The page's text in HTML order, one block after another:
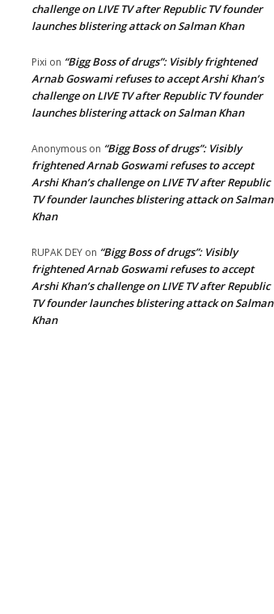
challenge on LIVE TV after Republic TV founder
launches blistering attack on Salman Khan
Pixi on “Bigg Boss of drugs”: Visibly frightened
Arnab Goswami refuses to accept Arshi Khan’s
challenge on LIVE TV after Republic TV founder
launches blistering attack on Salman Khan
Anonymous on “Bigg Boss of drugs”: Visibly
frightened Arnab Goswami refuses to accept
Arshi Khan’s challenge on LIVE TV after Republic
TV founder launches blistering attack on Salman
Khan
RUPAK DEY on “Bigg Boss of drugs”: Visibly
frightened Arnab Goswami refuses to accept
Arshi Khan’s challenge on LIVE TV after Republic
TV founder launches blistering attack on Salman
Khan